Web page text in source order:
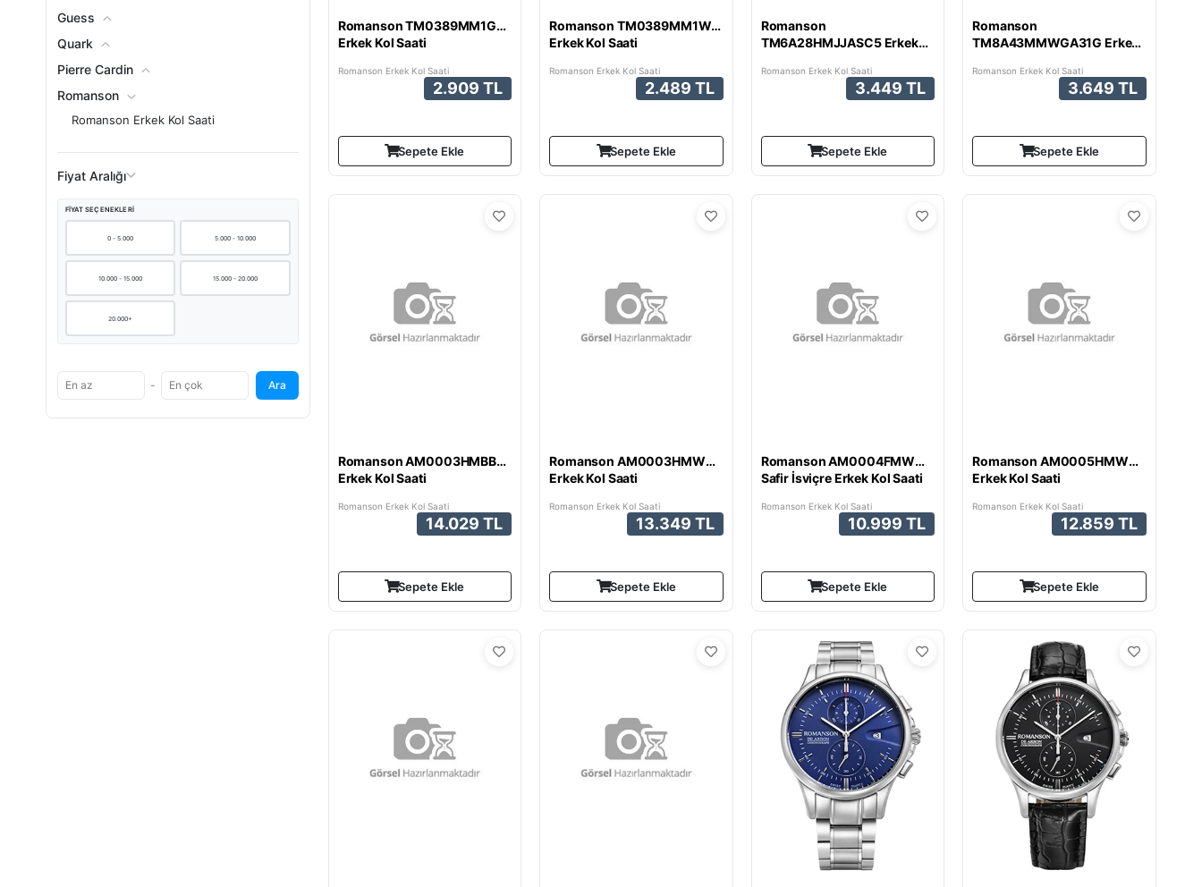
Romanson TM0389MM1GA37G
Erkek Kol Saati
Romanson Erkek Kol Saati
2.909 TL
Sepete Ekle
Romanson TM0389MM1WA37W
Erkek Kol Saati
Romanson Erkek Kol Saati
2.489 TL
Sepete Ekle
Romanson
TM6A28HMJJASC5 Erkek
Romanson Erkek Kol Saati
3.449 TL
Sepete Ekle
Romanson
TM8A43MMWGA31G Erkek
Romanson Erkek Kol Saati
3.649 TL
Sepete Ekle
Romanson AM0003HMBBA32W
Erkek Kol Saati
Romanson Erkek Kol Saati
14.029 TL
Sepete Ekle
Romanson AM0003HMWWA12W
Erkek Kol Saati
Romanson Erkek Kol Saati
13.349 TL
Sepete Ekle
Romanson AM0004FMWWA32W
Safir İsviçre Erkek Kol Saati
Romanson Erkek Kol Saati
10.999 TL
Sepete Ekle
Romanson AM0005HMWWA32W
Erkek Kol Saati
Romanson Erkek Kol Saati
12.859 TL
Sepete Ekle
Guess
Quark
Pierre Cardin
Romanson
Romanson Erkek Kol Saati
Swatch
Fiyat Aralığı
FIYAT SEÇENEKLERI
0 - 5.000 5.000 - 10.000
10.000 - 15.000 15.000 - 20.000
20.000+
- Ara